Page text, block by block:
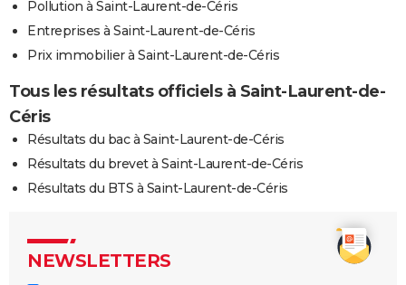
Pollution à Saint-Laurent-de-Céris
Entreprises à Saint-Laurent-de-Céris
Prix immobilier à Saint-Laurent-de-Céris
Tous les résultats officiels à Saint-Laurent-de-
Céris
Résultats du bac à Saint-Laurent-de-Céris
Résultats du brevet à Saint-Laurent-de-Céris
Résultats du BTS à Saint-Laurent-de-Céris
NEWSLETTERS